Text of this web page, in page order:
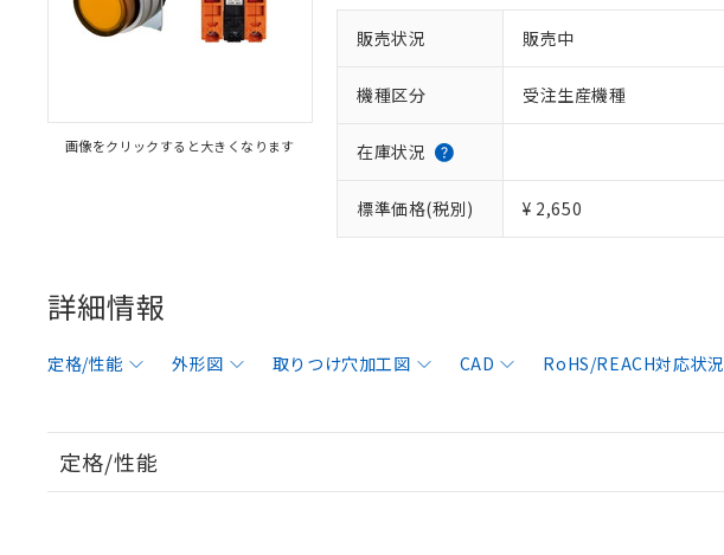
画像をクリックすると大きくなります
販売状況 販売中
機種区分 受注生産機種
在庫状況
標準価格(税別) ¥ 2,650
詳細情報
定格/性能 外形図 取りつけ穴加工図 CAD RoHS/REACH対応状況
定格/性能